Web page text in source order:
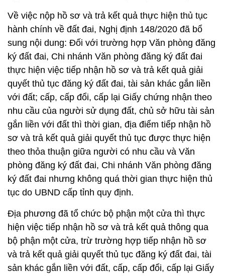
Về việc nộp hồ sơ và trả kết quả thực hiện thủ tục
hành chính về đất đai, Nghị định 148/2020 đã bổ
sung nội dung: Đối với trường hợp Văn phòng đăng
ký đất đai, Chi nhánh Văn phòng đăng ký đất đai
thực hiện việc tiếp nhận hồ sơ và trả kết quả giải
quyết thủ tục đăng ký đất đai, tài sản khác gắn liền
với đất; cấp, cấp đổi, cấp lại Giấy chứng nhận theo
nhu cầu của người sử dụng đất, chủ sở hữu tài sản
gắn liền với đất thì thời gian, địa điểm tiếp nhận hồ
sơ và trả kết quả giải quyết thủ tục được thực hiện
theo thỏa thuận giữa người có nhu cầu và Văn
phòng đăng ký đất đai, Chi nhánh Văn phòng đăng
ký đất đai nhưng không quá thời gian thực hiện thủ
tục do UBND cấp tỉnh quy định.
Địa phương đã tổ chức bộ phận một cửa thì thực
hiện việc tiếp nhận hồ sơ và trả kết quả thông qua
bộ phận một cửa, trừ trường hợp tiếp nhận hồ sơ
và trả kết quả giải quyết thủ tục đăng ký đất đai, tài
sản khác gắn liền với đất, cấp, cấp đổi, cấp lại Giấy